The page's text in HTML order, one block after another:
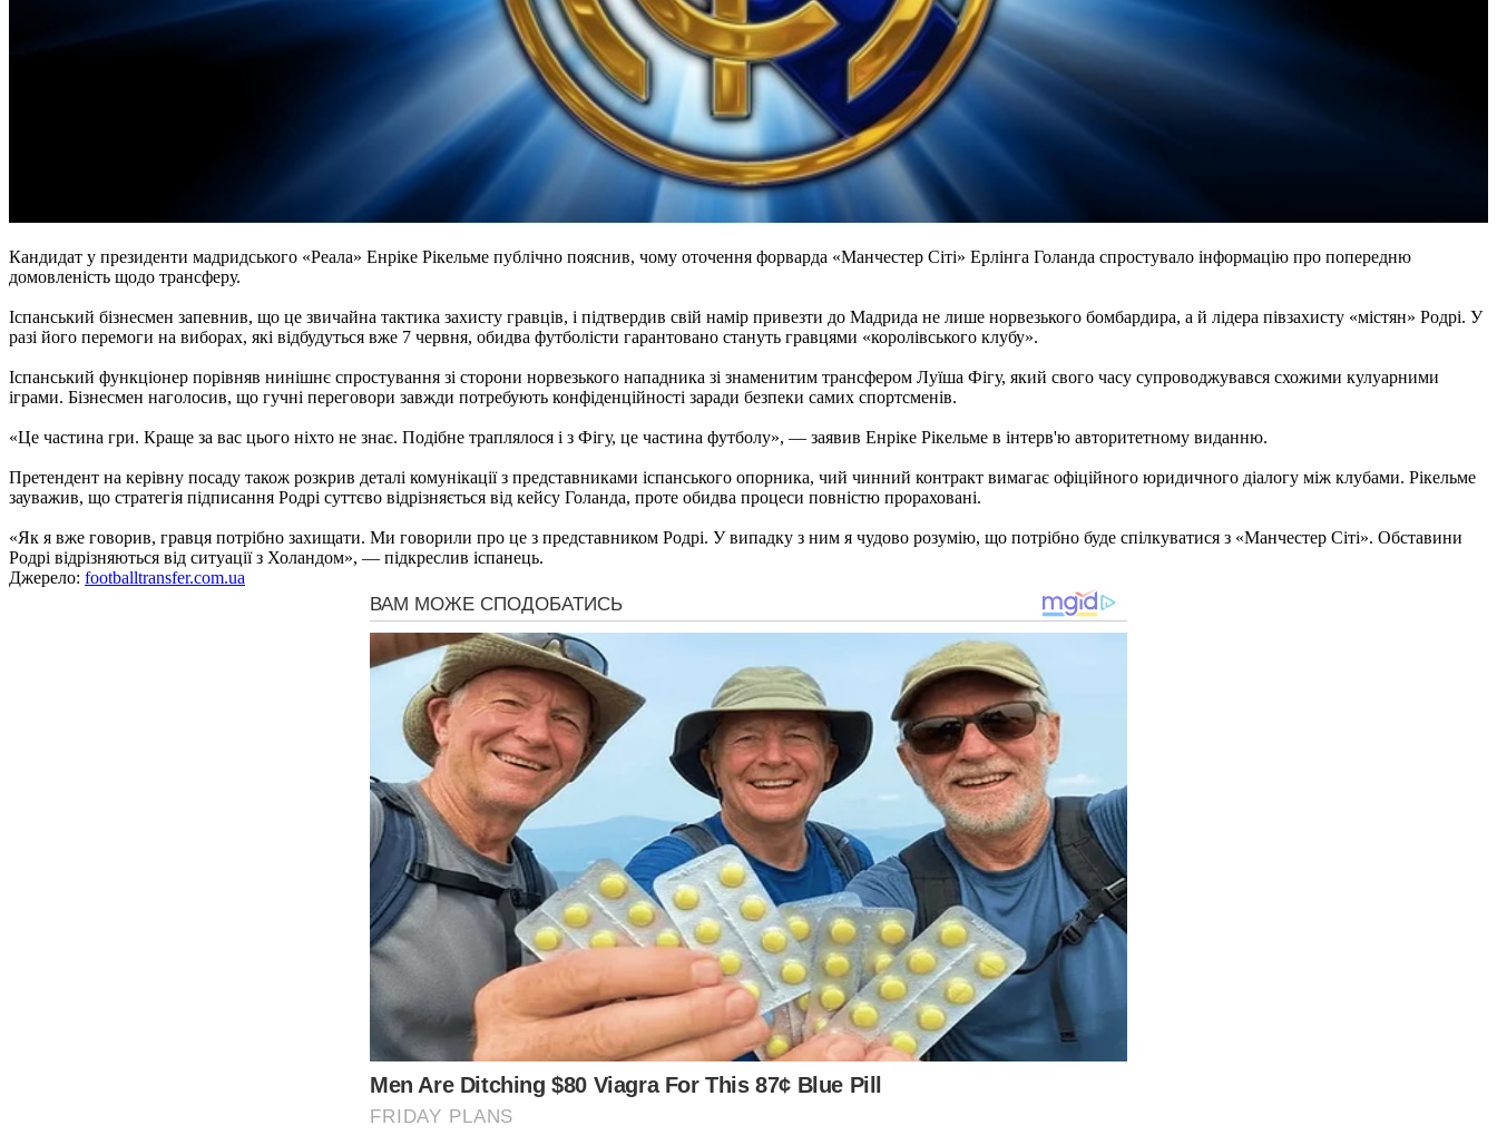
Кандидат у президенти мадридського «Реала» Енріке Рікельме публічно пояснив, чому оточення форварда «Манчестер Сіті» Ерлінга Голанда спростувало інформацію про попередню
домовленість щодо трансферу.
Іспанський бізнесмен запевнив, що це звичайна тактика захисту гравців, і підтвердив свій намір привезти до Мадрида не лише норвезького бомбардира, а й лідера півзахисту «містян» Родрі. У
разі його перемоги на виборах, які відбудуться вже 7 червня, обидва футболісти гарантовано стануть гравцями «королівського клубу».
Іспанський функціонер порівняв нинішнє спростування зі сторони норвезького нападника зі знаменитим трансфером Луїша Фігу, який свого часу супроводжувався схожими кулуарними
іграми. Бізнесмен наголосив, що гучні переговори завжди потребують конфіденційності заради безпеки самих спортсменів.
«Це частина гри. Краще за вас цього ніхто не знає. Подібне траплялося і з Фігу, це частина футболу», — заявив Енріке Рікельме в інтерв'ю авторитетному виданню.
Претендент на керівну посаду також розкрив деталі комунікації з представниками іспанського опорника, чий чинний контракт вимагає офіційного юридичного діалогу між клубами. Рікельме
зауважив, що стратегія підписання Родрі суттєво відрізняється від кейсу Голанда, проте обидва процеси повністю прораховані.
«Як я вже говорив, гравця потрібно захищати. Ми говорили про це з представником Родрі. У випадку з ним я чудово розумію, що потрібно буде спілкуватися з «Манчестер Сіті». Обставини
Родрі відрізняються від ситуації з Холандом», — підкреслив іспанець.
Джерело: footballtransfer.com.ua